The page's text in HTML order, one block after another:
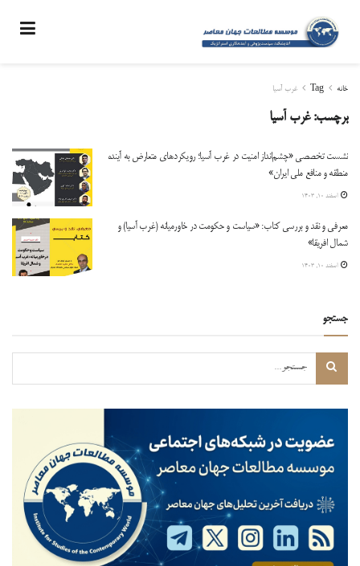
خانه Tag غرب آسیا
برچسب:غرب آسیا
نشست تخصصی «چشم‌انداز امنیت در غرب آسیا؛ رویکردهای متعارض به آینده
منطقه و منافع ملی ایران»
اسفند ۱۰, ۱۴۰۳
معرفی و نقد و بررسی کتاب: «سیاست و حکومت در خاورمیانه (غرب آسیا) و
شمال افریقا»
اسفند ۱۰, ۱۴۰۳
جستجو